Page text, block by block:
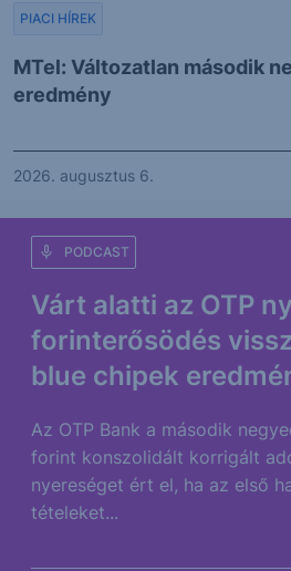
MTel: Változatlan második
eredmény
PIACI HÍREK
2026. augusztus 6.
Várt alatti az OTP
forinterősödés
blue chipek
PODCAST
Az OTP Bank a második
forint konszolidált korrigált
nyereséget ért el, ha az első
tételeket...